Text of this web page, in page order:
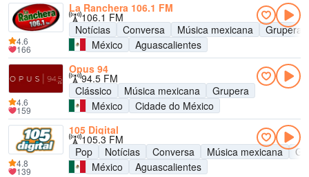
La Ranchera 106.1 FM
106.1 FM
Notícias
Conversa Música mexicana
Grupera
México
Aguascalientes
4.6
166
Opus 94
94.5 FM
Clássico
Música mexicana
Grupera
México
Cidade do México
4.6
159
105 Digital
105.3 FM
Pop
Notícias Conversa Música mexicana
México
Aguascalientes
4.8
139